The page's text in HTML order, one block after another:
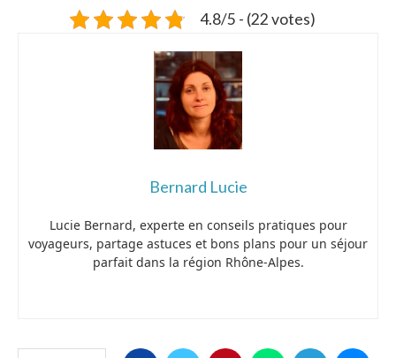
4.8/5 - (22 votes)
Bernard Lucie
Lucie Bernard, experte en conseils pratiques pour
voyageurs, partage astuces et bons plans pour un séjour
parfait dans la région Rhône-Alpes.